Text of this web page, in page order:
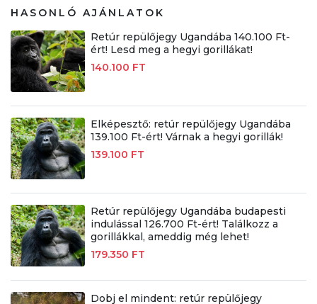
HASONLÓ AJÁNLATOK
Retúr repülőjegy Ugandába 140.100 Ft-
ért! Lesd meg a hegyi gorillákat!
140.100 FT
Elképesztő: retúr repülőjegy Ugandába
139.100 Ft-ért! Várnak a hegyi gorillák!
139.100 FT
Retúr repülőjegy Ugandába budapesti
indulással 126.700 Ft-ért! Találkozz a
gorillákkal, ameddig még lehet!
179.350 FT
Dobj el mindent: retúr repülőjegy